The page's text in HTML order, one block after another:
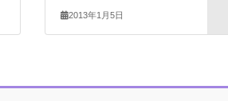
2013年1月5日